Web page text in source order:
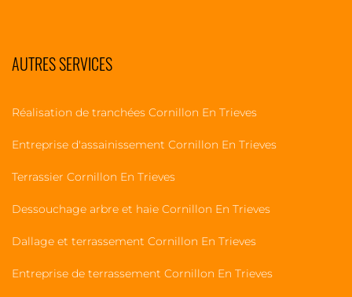
AUTRES SERVICES
Réalisation de tranchées Cornillon En Trieves
Entreprise d'assainissement Cornillon En Trieves
Terrassier Cornillon En Trieves
Dessouchage arbre et haie Cornillon En Trieves
Dallage et terrassement Cornillon En Trieves
Entreprise de terrassement Cornillon En Trieves